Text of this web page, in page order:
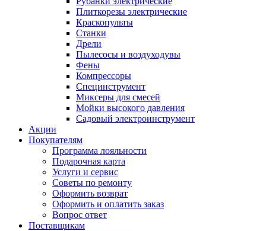
Плиткорезы электрические
Краскопульты
Станки
Дрели
Пылесосы и воздуходувы
Фены
Компрессоры
Специнструмент
Миксеры для смесей
Мойки высокого давления
Садовый электроинструмент
Акции
Покупателям
Программа лояльности
Подарочная карта
Услуги и сервис
Советы по ремонту
Оформить возврат
Оформить и оплатить заказ
Вопрос ответ
Поставщикам